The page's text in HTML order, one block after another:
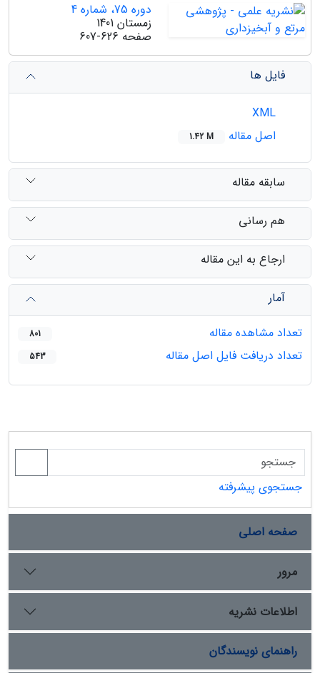
دوره 75، شماره 4
زمستان 1401
صفحه 607-626
فایل ها
اصل مقاله
1.42 M
سابقه مقاله
هم رسانی
ارجاع به این مقاله
آمار
تعداد مشاهده مقاله
801
تعداد دریافت فایل اصل مقاله 543
جستجوی پیشرفته
صفحه اصلی
مرور
اطلاعات نشریه
راهنمای نویسندگان